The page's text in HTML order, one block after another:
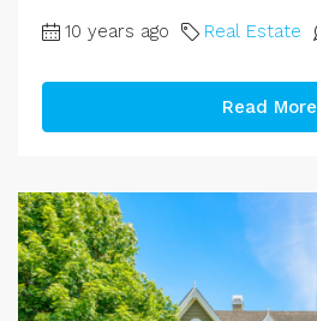
10 years ago Real Estate
Read More